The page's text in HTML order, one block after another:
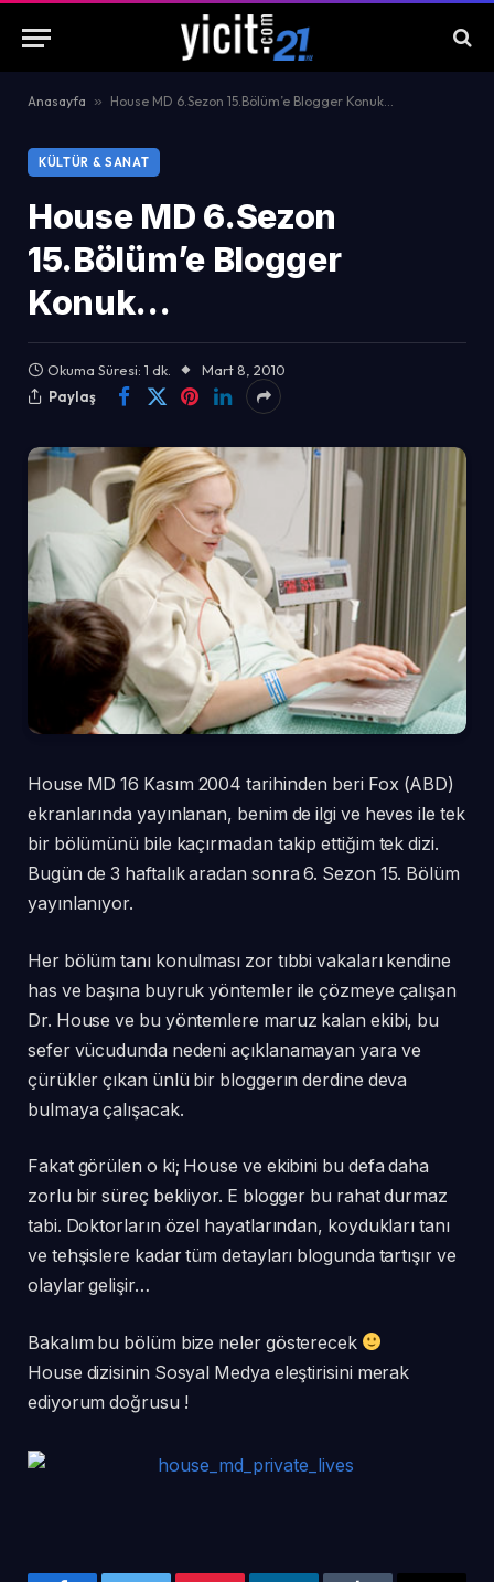
Anasayfa » House MD 6.Sezon 15.Bölüm’e Blogger Konuk…
KÜLTÜR & SANAT
House MD 6.Sezon
15.Bölüm’e Blogger
Konuk…
Okuma Süresi: 1 dk.
Mart 8, 2010
Paylaş
House MD 16 Kasım 2004 tarihinden beri Fox (ABD)
ekranlarında yayınlanan, benim de ilgi ve heves ile tek
bir bölümünü bile kaçırmadan takip ettiğim tek dizi.
Bugün de 3 haftalık aradan sonra 6. Sezon 15. Bölüm
yayınlanıyor.
Her bölüm tanı konulması zor tıbbi vakaları kendine
has ve başına buyruk yöntemler ile çözmeye çalışan
Dr. House ve bu yöntemlere maruz kalan ekibi, bu
sefer vücudunda nedeni açıklanamayan yara ve
çürükler çıkan ünlü bir bloggerın derdine deva
bulmaya çalışacak.
Fakat görülen o ki; House ve ekibini bu defa daha
zorlu bir süreç bekliyor. E blogger bu rahat durmaz
tabi. Doktorların özel hayatlarından, koydukları tanı
ve tehşislere kadar tüm detayları blogunda tartışır ve
olaylar gelişir…
Bakalım bu bölüm bize neler gösterecek
House dizisinin Sosyal Medya eleştirisini merak
ediyorum doğrusu !